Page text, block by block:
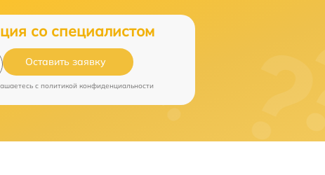
со специалистом
Оставить заявку
c политикой конфиденциальности